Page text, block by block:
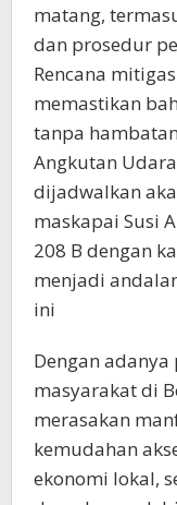
matang,
dan prosedur
Rencana
memastikan
tanpa
Angkutan
dijadwalkan
maskapai Susi
208 B dengan
menjadi
ini
Dengan
masyarakat di
merasakan
kemudahan
ekonomi lokal,